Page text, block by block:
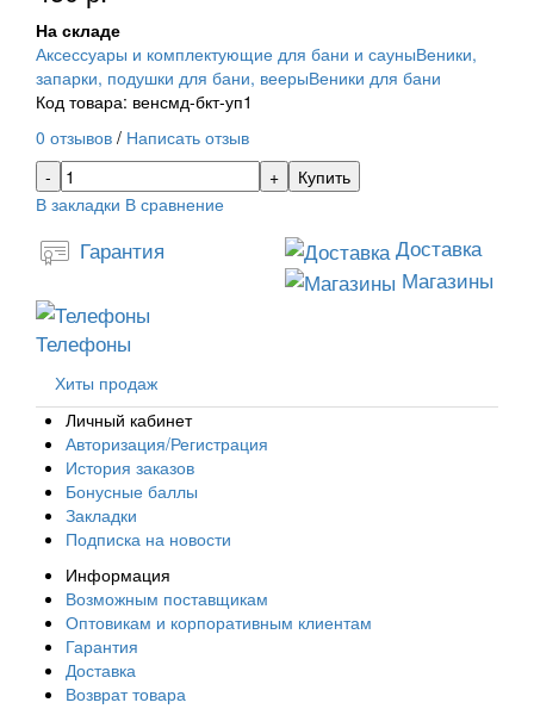
На складе
Аксессуары и комплектующие для бани и сауныВеники,
запарки, подушки для бани, веерыВеники для бани
Код товара: венсмд-бкт-уп1
0 отзывов / Написать отзыв
Купить
В закладки В сравнение
Гарантия
Доставка
Магазины
Телефоны
Хиты продаж
Личный кабинет
Авторизация/Регистрация
История заказов
Бонусные баллы
Закладки
Подписка на новости
Информация
Возможным поставщикам
Оптовикам и корпоративным клиентам
Гарантия
Доставка
Возврат товара